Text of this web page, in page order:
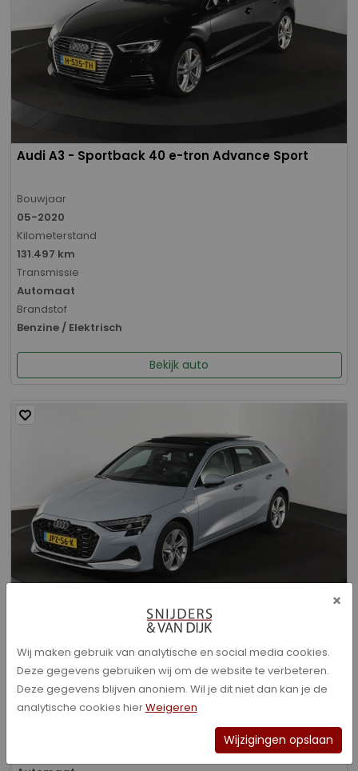
Audi A3 - Sportback 40 e-tron Advance Sport
Bouwjaar
05-2020
Kilometerstand
131.497 km
Transmissie
Automaat
Brandstof
Benzine / Elektrisch
Bekijk auto
Audi A3 - Sportback 40 TFSI e Advanced edition
Bouwjaar
01-2026
Kilometerstand
×
Wij maken gebruik van analytische en social media cookies.
Deze gegevens gebruiken wij om de website te verbeteren.
Deze gegevens blijven anoniem. Wil je dit niet dan kan je de
analytische cookies hierWeigeren
Wijzigingen opslaan